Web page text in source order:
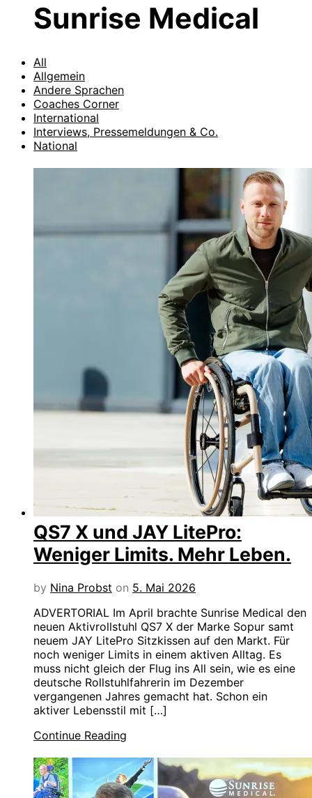
Sunrise Medical
All
Allgemein
Andere Sprachen
Coaches Corner
International
Interviews, Pressemeldungen & Co.
National
QS7 X und JAY LitePro:
Weniger Limits. Mehr Leben.
by Nina Probst on 5. Mai 2026
ADVERTORIAL Im April brachte Sunrise Medical den
neuen Aktivrollstuhl QS7 X der Marke Sopur samt
neuem JAY LitePro Sitzkissen auf den Markt. Für
noch weniger Limits in einem aktiven Alltag. Es
muss nicht gleich der Flug ins All sein, wie es eine
deutsche Rollstuhlfahrerin im Dezember
vergangenen Jahres gemacht hat. Schon ein
aktiver Lebensstil mit […]
Continue Reading